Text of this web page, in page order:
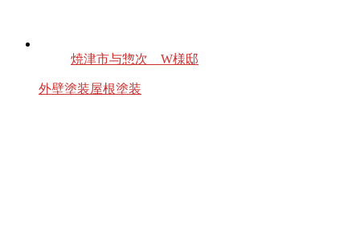
焼津市与惣次 W様邸
外壁塗装屋根塗装